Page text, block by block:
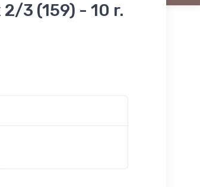
3 (159) - 10 r.